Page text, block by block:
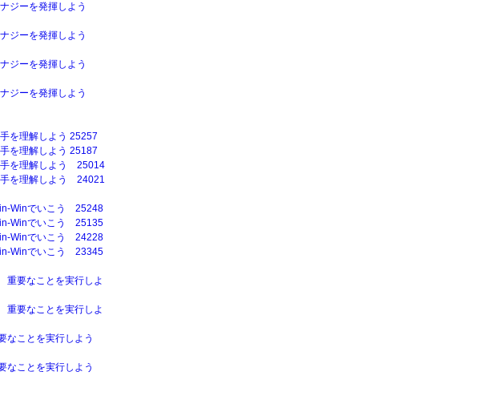
ジーを発揮しよう
ジーを発揮しよう
ジーを発揮しよう
ジーを発揮しよう
を理解しよう 25257
を理解しよう 25187
手を理解しよう 25014
手を理解しよう 24021
Winでいこう 25248
Winでいこう 25135
Winでいこう 24228
Winでいこう 23345
要なことを実行しよ
要なことを実行しよ
なことを実行しよう
なことを実行しよう